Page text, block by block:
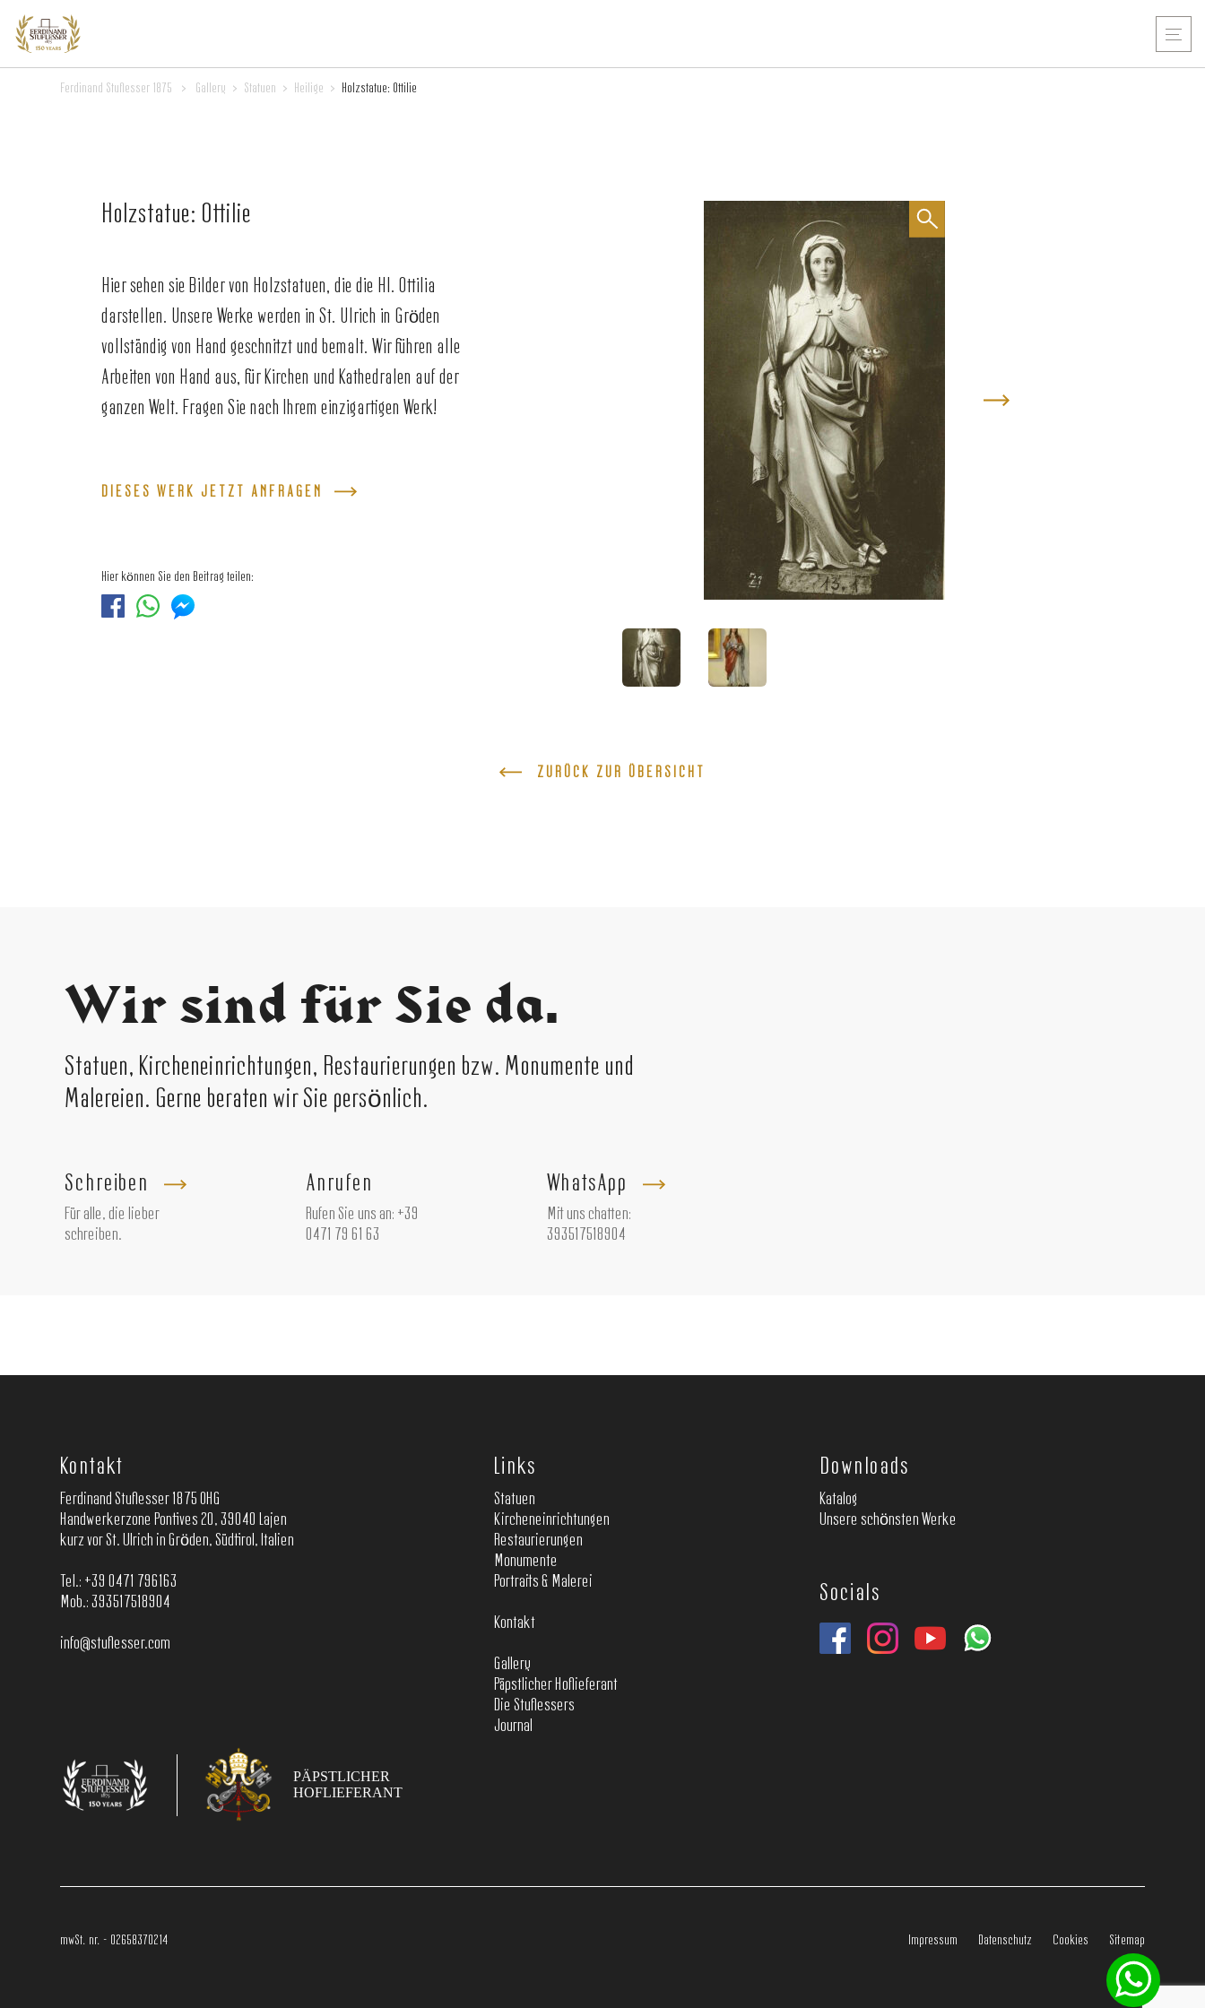
Ferdinand Stuflesser 1875 > Gallery > Statuen > Heilige > Holzstatue: Ottilie
Holzstatue: Ottilie
Hier sehen sie Bilder von Holzstatuen, die die Hl. Ottilia
darstellen. Unsere Werke werden in St. Ulrich in Gröden
vollständig von Hand geschnitzt und bemalt. Wir führen alle
Arbeiten von Hand aus, für Kirchen und Kathedralen auf der
ganzen Welt. Fragen Sie nach Ihrem einzigartigen Werk!
DIESES WERK JETZT ANFRAGEN
Hier können Sie den Beitrag teilen:
ZURÜCK ZUR ÜBERSICHT
Wir sind für Sie da.
Statuen, Kircheneinrichtungen, Restaurierungen bzw. Monumente und
Malereien. Gerne beraten wir Sie persönlich.
Schreiben
Für alle, die lieber
schreiben.
Anrufen
Rufen Sie uns an: +39
0471 79 61 63
WhatsApp
Mit uns chatten:
393517518904
Kontakt
Ferdinand Stuflesser 1875 OHG
Handwerkerzone Pontives 20, 39040 Lajen
kurz vor St. Ulrich in Gröden, Südtirol, Italien
Tel.: +39 0471 796163
Mob.:393517518904
info@stuflesser.com
PÄPSTLICHER
HOFLIEFERANT
Links
Statuen
Kircheneinrichtungen
Restaurierungen
Monumente
Portraits & Malerei
Kontakt
Gallery
Päpstlicher Hoflieferant
Die Stuflessers
Journal
Downloads
Katalog
Unsere schönsten Werke
Socials
mwSt. nr. - 02658370214 Impressum Datenschutz Cookies Sitemap